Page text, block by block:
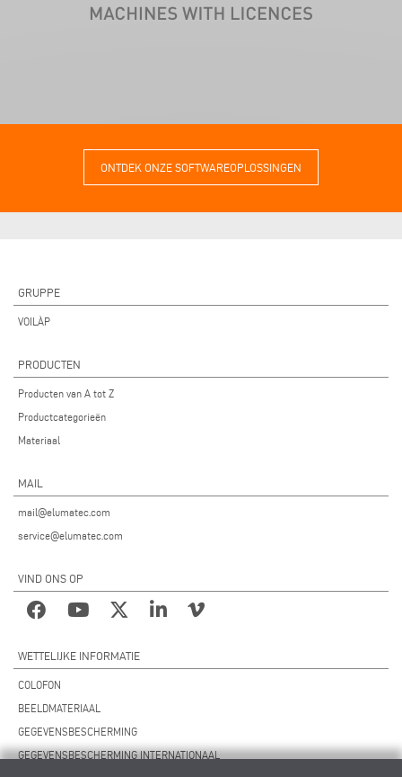
ONTDEK ONZE SOFTWAREOPLOSSINGEN
GRUPPE
VOILÀP
PRODUCTEN
Producten van A tot Z
Productcategorieën
Materiaal
MAIL
mail@elumatec.com
service@elumatec.com
VIND ONS OP
WETTELIJKE INFORMATIE
COLOFON
BEELDMATERIAAL
GEGEVENSBESCHERMING
GEGEVENSBESCHERMING INTERNATIONAAL